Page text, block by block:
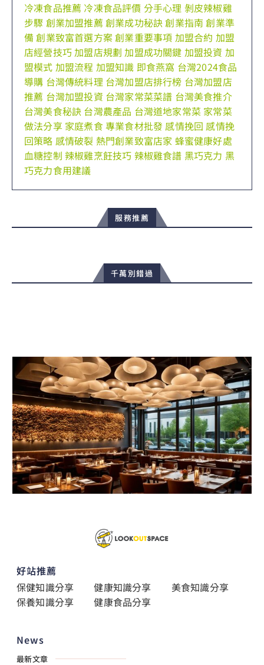
冷凍食品推薦 冷凍食品評價 分手心理 剝皮辣椒雞
步驟 創業加盟推薦 創業成功秘訣創業指南 創業準
備創業致富首選方案創業重要事項 加盟合約 加盟
店經營技巧加盟店規劃 加盟成功關鍵 加盟投資 加
盟模式 加盟流程 加盟知識 即食燕窩 台灣2024食品
導購 台灣傳統料理 台灣加盟店排行榜 台灣加盟店
推薦 台灣加盟投資 台灣家常菜菜譜 台灣美食推介
台灣美食秘訣 台灣農產品 台灣道地家常菜 家常菜
做法分享 家庭煮食專業食材批發感情挽回 感情挽
回策略 感情破裂 熱門創業致富店家 蜂蜜健康好處
血糖控制 辣椒雞烹飪技巧 辣椒雞食譜 黑巧克力 黑
巧克力食用建議
服務推薦
千萬別錯過
好站推薦
保健知識分享
健康知識分享
美食知識分享
保養知識分享
健康食品分享
News
最新文章